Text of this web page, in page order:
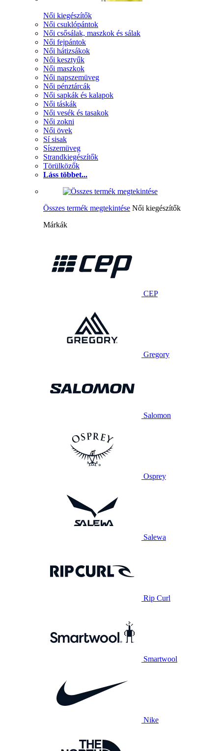
Női kiegészítők
Női csuklópántok
Női csősálak, maszkok és sálak
Női fejpántok
Női hátizsákok
Női kesztyűk
Női maszkok
Női napszemüveg
Női pénztárcák
Női sapkák és kalapok
Női táskák
Női vesék és tasakok
Női zokni
Női övek
Sí sisak
Síszemüveg
Strandkiegészítők
Törülközők
Láss többet...
Összes termék megtekintése Női kiegészítők
Márkák
CEP
Gregory
Salomon
Osprey
Salewa
Rip Curl
Smartwool
Nike